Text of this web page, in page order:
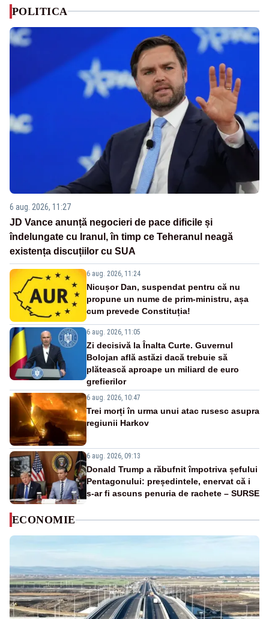
POLITICA
6 aug. 2026, 11:27
JD Vance anunță negocieri de pace dificile și
îndelungate cu Iranul, în timp ce Teheranul neagă
existența discuțiilor cu SUA
6 aug. 2026, 11:24
Nicușor Dan, suspendat pentru că nu
propune un nume de prim-ministru, așa
cum prevede Constituția!
6 aug. 2026, 11:05
Zi decisivă la Înalta Curte. Guvernul
Bolojan află astăzi dacă trebuie să
plătească aproape un miliard de euro
grefierilor
6 aug. 2026, 10:47
Trei morți în urma unui atac rusesc asupra
regiunii Harkov
6 aug. 2026, 09:13
Donald Trump a răbufnit împotriva șefului
Pentagonului: președintele, enervat că i
s-ar fi ascuns penuria de rachete – SURSE
ECONOMIE